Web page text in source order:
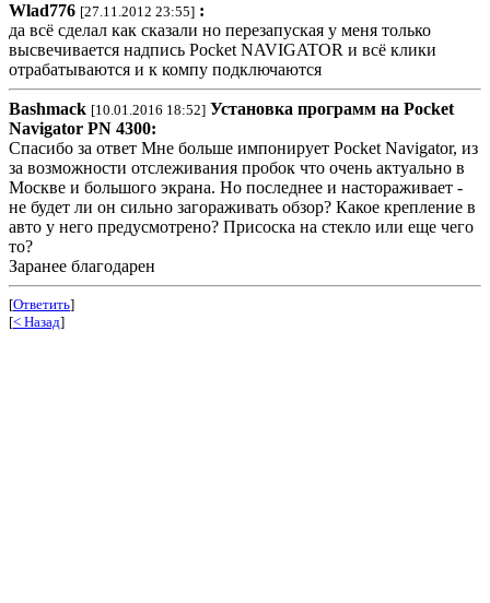
Wlad776 [27.11.2012 23:55] :
да всё сделал как сказали но перезапуская у меня только
высвечивается надпись Pocket NAVIGATOR и всё клики
отрабатываются и к компу подключаются
Bashmack [10.01.2016 18:52] Установка программ на Pocket
Navigator PN 4300:
Спасибо за ответ Мне больше импонирует Pocket Navigator, из
за возможности отслеживания пробок что очень актуально в
Москве и большого экрана. Но последнее и настораживает -
не будет ли он сильно загораживать обзор? Какое крепление в
авто у него предусмотрено? Присоска на стекло или еще чего
то?
Заранее благодарен
[Ответить]
[< Назад]